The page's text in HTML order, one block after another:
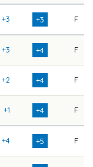
+3 +3 F
+3 +4 F
+2 +4 F
+1 +4 F
+4 +5 F